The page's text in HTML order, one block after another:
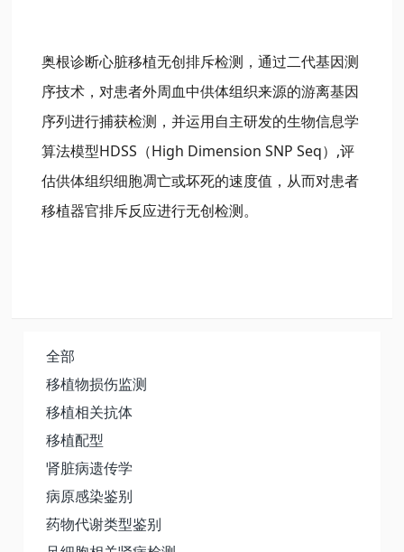
奥根诊断心脏移植无创排斥检测，通过二代基因测
序技术，对患者外周血中供体组织来源的游离基因
序列进行捕获检测，并运用自主研发的生物信息学
算法模型HDSS（High Dimension SNP Seq）,评
估供体组织细胞凋亡或坏死的速度值，从而对患者
移植器官排斥反应进行无创检测。
全部
移植物损伤监测
移植相关抗体
移植配型
肾脏病遗传学
病原感染鉴别
药物代谢类型鉴别